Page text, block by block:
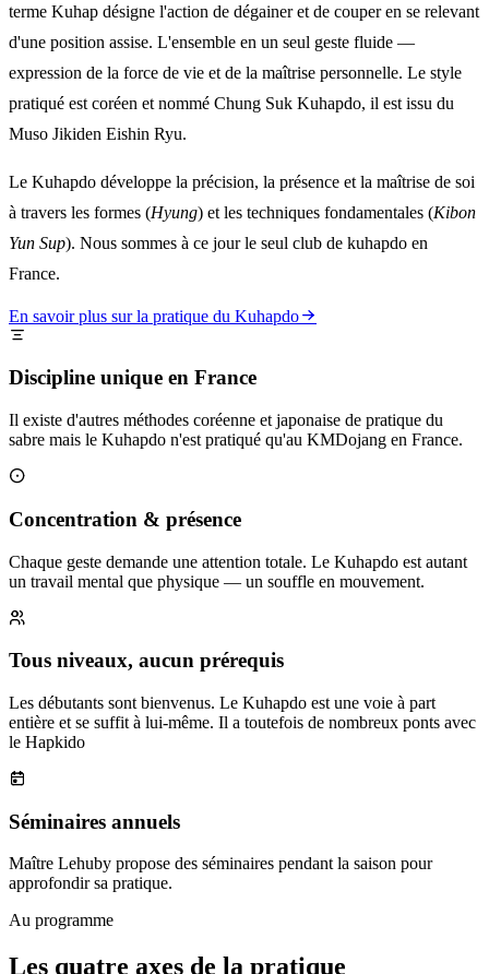
terme Kuhap désigne l'action de dégainer et de couper en se relevant
d'une position assise. L'ensemble en un seul geste fluide —
expression de la force de vie et de la maîtrise personnelle. Le style
pratiqué est coréen et nommé Chung Suk Kuhapdo, il est issu du
Muso Jikiden Eishin Ryu.
Le Kuhapdo développe la précision, la présence et la maîtrise de soi
à travers les formes (Hyung) et les techniques fondamentales (Kibon
Yun Sup). Nous sommes à ce jour le seul club de kuhapdo en
France.
En savoir plus sur la pratique du Kuhapdo
Discipline unique en France
Il existe d'autres méthodes coréenne et japonaise de pratique du
sabre mais le Kuhapdo n'est pratiqué qu'au KMDojang en France.
Concentration & présence
Chaque geste demande une attention totale. Le Kuhapdo est autant
un travail mental que physique — un souffle en mouvement.
Tous niveaux, aucun prérequis
Les débutants sont bienvenus. Le Kuhapdo est une voie à part
entière et se suffit à lui-même. Il a toutefois de nombreux ponts avec
le Hapkido
Séminaires annuels
Maître Lehuby propose des séminaires pendant la saison pour
approfondir sa pratique.
Au programme
Les quatre axes de la pratique